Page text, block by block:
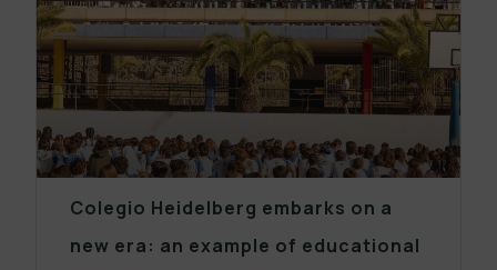
Colegio Heidelberg embarks on a
new era: an example of educational